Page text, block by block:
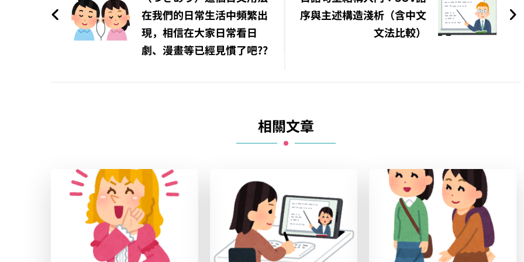
導
在我們的日常生活中頻繁出
現，相信在大家日常看日
劇、漫畫等已經見慣了吧??
序與主述構造淺析（含中文
文法比較）
相關文章